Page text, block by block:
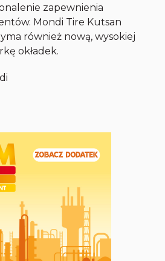
zapewnienia
Mondi Tire Kutsan
również nową, wysokiej
okładek.